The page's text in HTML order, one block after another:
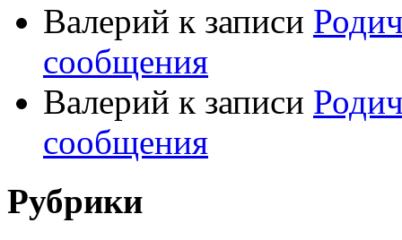
Валерий к записи
сообщения
Валерий к записи
сообщения
Рубрики